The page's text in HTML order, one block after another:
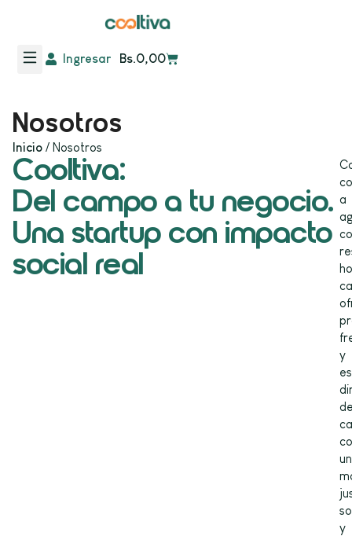
Ingresar Bs.0,00
Inicio / Nosotros
Nosotros
Cooltiva:
Del campo a tu negocio.
Una startup con impacto
social real
a
y
un
y